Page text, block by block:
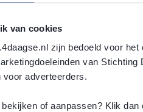
van cookies
zijn bedoeld voor
van
voor adverteerders.
of aanpassen? Klik